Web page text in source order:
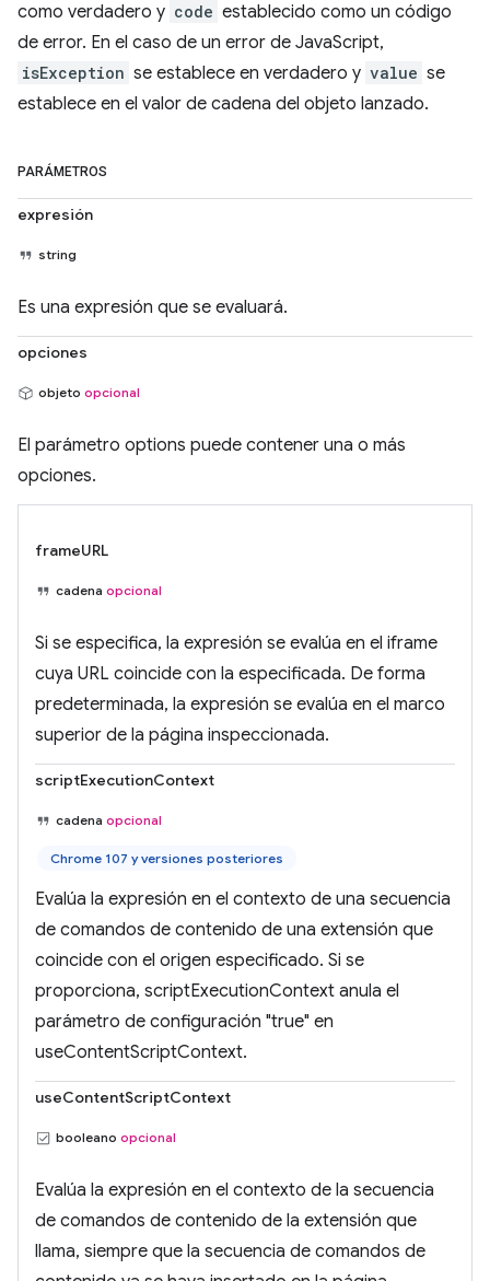
como verdadero y code establecido como un código
de error. En el caso de un error de JavaScript,
isException se establece en verdadero y value se
establece en el valor de cadena del objeto lanzado.
PARÁMETROS
expresión
string
Es una expresión que se evaluará.
opciones
objeto opcional
El parámetro options puede contener una o más
opciones.
frameURL
cadena opcional
Si se especifica, la expresión se evalúa en el iframe
cuya URL coincide con la especificada. De forma
predeterminada, la expresión se evalúa en el marco
superior de la página inspeccionada.
scriptExecutionContext
cadena opcional
Chrome 107 y versiones posteriores
Evalúa la expresión en el contexto de una secuencia
de comandos de contenido de una extensión que
coincide con el origen especificado. Si se
proporciona, scriptExecutionContext anula el
parámetro de configuración "true" en
useContentScriptContext.
useContentScriptContext
booleano opcional
Evalúa la expresión en el contexto de la secuencia
de comandos de contenido de la extensión que
llama, siempre que la secuencia de comandos de